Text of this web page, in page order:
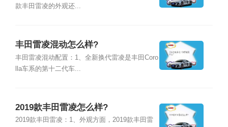
款丰田雷凌的外观还...
丰田雷凌混动怎么样?
丰田雷凌混动配置：1、全新换代雷凌是丰田Coro
lla车系的第十二代车...
2019款丰田雷凌怎么样?
2019款丰田雷凌：1、外观方面，2019款丰田雷